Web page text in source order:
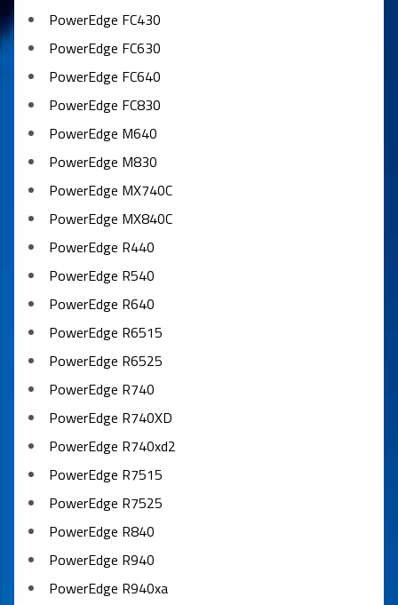
PowerEdge FC430
PowerEdge FC630
PowerEdge FC640
PowerEdge FC830
PowerEdge M640
PowerEdge M830
PowerEdge MX740C
PowerEdge MX840C
PowerEdge R440
PowerEdge R540
PowerEdge R640
PowerEdge R6515
PowerEdge R6525
PowerEdge R740
PowerEdge R740XD
PowerEdge R740xd2
PowerEdge R7515
PowerEdge R7525
PowerEdge R840
PowerEdge R940
PowerEdge R940xa